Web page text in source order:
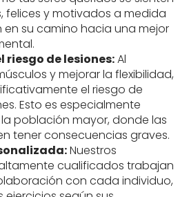
felices y motivados a medida
su camino hacia una mejor
riesgo de lesiones:Al
y mejorar la flexibilidad,
el riesgo de
Esto es especialmente
población mayor, donde las
tener consecuencias graves.
Nuestros
cualificados trabajan
con cada individuo,